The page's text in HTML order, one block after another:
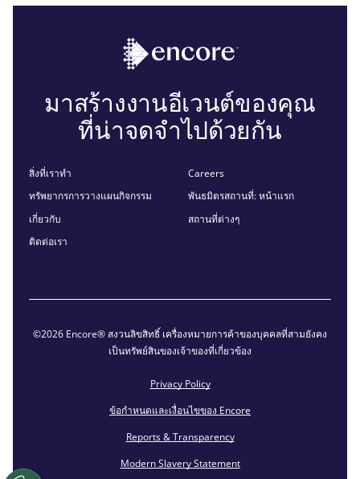
มาสร้างงานอีเวนต์ของคุณ
ที่น่าจดจำไปด้วยกัน
สิ่งที่เราทำ
ทรัพยากรการวางแผนกิจกรรม
เกี่ยวกับ
ติดต่อเรา
Careers
พันธมิตรสถานที่: หน้าแรก
สถานที่ต่างๆ
©2026 Encore® สงวนลิขสิทธิ์ เครื่องหมายการค้าของบุคคลที่สามยังคง
เป็นทรัพย์สินของเจ้าของที่เกี่ยวข้อง
Privacy Policy
ข้อกำหนดและเงื่อนไขของ Encore
Reports & Transparency
Modern Slavery Statement